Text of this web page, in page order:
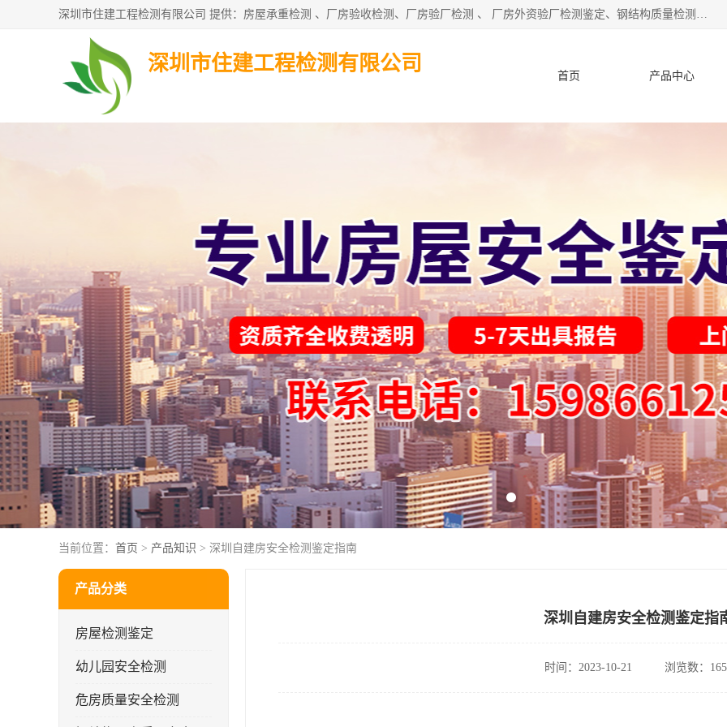
深圳市住建工程检测有限公司 提供：房屋承重检测 、厂房验收检测、厂房验厂检测 、 厂房外资验厂检测鉴定、钢结构质量检测、建筑工程质量检测、厂房楼面承重检测、钢结构厂房质量安全检测、钢结构厂房承重检测、房屋补办房产证检测、结构加固工程的施工及上门、东莞厂房客户验厂检测等服务。
深圳市住建工程检测有限公司
首页 产品中心
当前位置： 首页 > 产品知识 > 深圳自建房安全检测鉴定指南
产品分类
房屋检测鉴定
幼儿园安全检测
危房质量安全检测
深圳自建房安全检测鉴定指
时间：2023-10-21 浏览数：